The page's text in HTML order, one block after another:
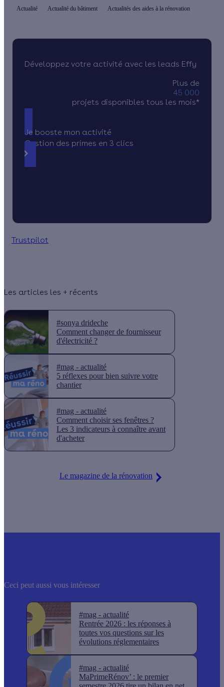
Actualité Actualité du bâtiment Actualités des aides à la rénovation
Développez votre activité avec les leads Effy
Plus de
45 000
projets disponibles tous les mois*
Je booste mon activité
Gestion des primes en 3 clics
Trustpilot
Les articles les + récents
#sonya drideche
Comment changer de fournisseur
d'électricité ?
#mag - actualité
5 réflexes pour bien suivre votre
chantier
#mag - actualité
Comment choisir ses fenêtres ?
Les 3 indicateurs à connaître avant
d'acheter
Le magazine de la rénovation
Ceci peut aussi vous intéresser
#mag - actualité
Rentrée 2026 : les réponses à
toutes vos questions sur les
évolutions réglementaires
#mag - actualité
MaPrimeRénov’ : le premier